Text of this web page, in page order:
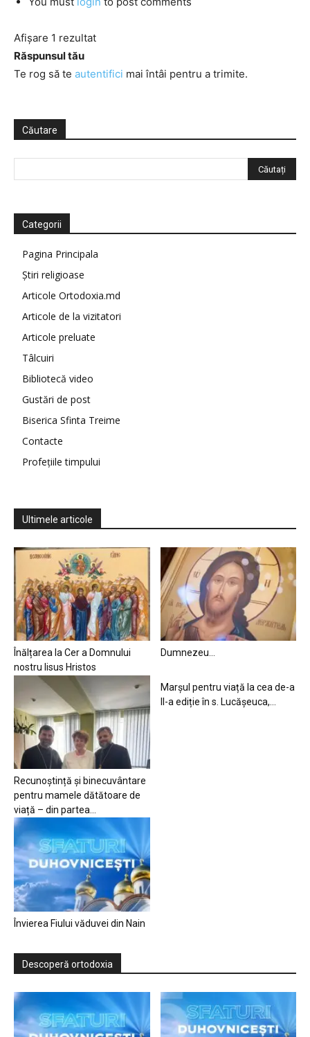
Afișare 1 rezultat
Răspunsul tău
Te rog să te autentifici mai întâi pentru a trimite.
Căutare
Categorii
Pagina Principala
Știri religioase
Articole Ortodoxia.md
Articole de la vizitatori
Articole preluate
Tâlcuiri
Bibliotecă video
Gustări de post
Biserica Sfinta Treime
Contacte
Profețiile timpului
Ultimele articole
Înălțarea la Cer a Domnului
nostru Iisus Hristos
Dumnezeu…
Recunoștință și binecuvântare
pentru mamele dătătoare de
viață – din partea...
Marșul pentru viață la cea de-a
II-a ediție în s. Lucășeuca,...
Învierea Fiului văduvei din Nain
Descoperă ortodoxia